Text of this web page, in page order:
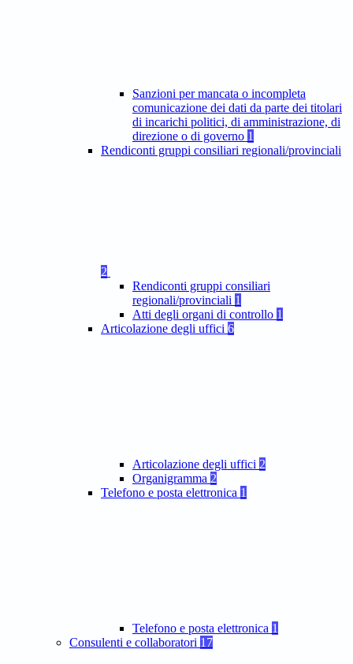
Sanzioni per mancata o incompleta
comunicazione dei dati da parte dei titolari
di incarichi politici, di amministrazione, di
direzione o di governo 1
Rendiconti gruppi consiliari regionali/provinciali
2
Rendiconti gruppi consiliari
regionali/provinciali 1
Atti degli organi di controllo 1
Articolazione degli uffici 6
Articolazione degli uffici 2
Organigramma 2
Telefono e posta elettronica 1
Telefono e posta elettronica 1
Consulenti e collaboratori 17